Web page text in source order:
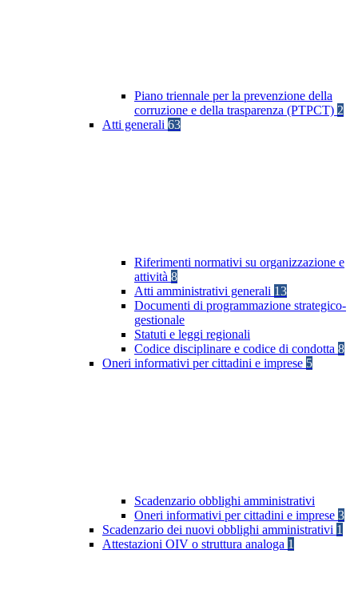
Piano triennale per la prevenzione della
corruzione e della trasparenza (PTPCT) 2
Atti generali 63
Riferimenti normativi su organizzazione e
attività 8
Atti amministrativi generali 13
Documenti di programmazione strategico-
gestionale
Statuti e leggi regionali
Codice disciplinare e codice di condotta 8
Oneri informativi per cittadini e imprese 5
Scadenzario obblighi amministrativi
Oneri informativi per cittadini e imprese 3
Scadenzario dei nuovi obblighi amministrativi 1
Attestazioni OIV o struttura analoga 1